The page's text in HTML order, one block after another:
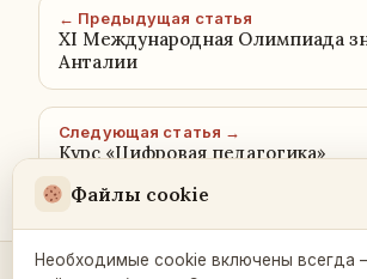
← Предыдущая статья
XI Международная Олимпиада
Анталии
Следующая статья →
Курс «Цифровая педагогика»
Файлы cookie
Необходимые cookie включены всегда